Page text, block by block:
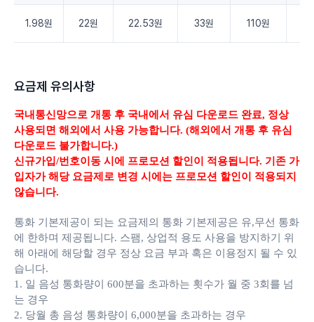
1.98원 22원 22.53원 33원 110원
요금제 유의사항
국내통신망으로 개통 후 국내에서 유심 다운로드 완료, 정상
사용되면 해외에서 사용 가능합니다. (해외에서 개통 후 유심
다운로드 불가합니다.)
신규가입/번호이동 시에 프로모션 할인이 적용됩니다. 기존 가
입자가 해당 요금제로 변경 시에는 프로모션 할인이 적용되지
않습니다.
통화 기본제공이 되는 요금제의 통화 기본제공은 유,무선 통화
에 한하며 제공됩니다. 스팸, 상업적 용도 사용을 방지하기 위
해 아래에 해당할 경우 정상 요금 부과 혹은 이용정지 될 수 있
습니다.
1. 일 음성 통화량이 600분을 초과하는 횟수가 월 중 3회를 넘
는 경우
2. 당월 총 음성 통화량이 6,000분을 초과하는 경우